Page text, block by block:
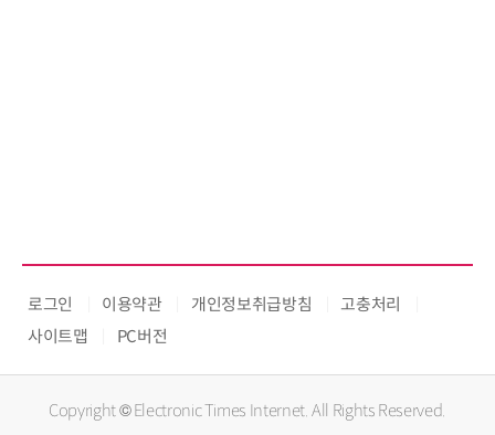
로그인 이용약관 개인정보취급방침
고충처리
사이트맵
PC버전
Copyright © Electronic Times Internet. All Rights Reserved.